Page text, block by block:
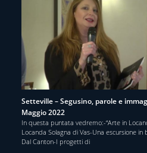
Setteville – Segusino, parole e
Maggio 2022
In questa puntata vedremo:-“Arte in
Locanda Solagna di Vas-Una escursione in
Dal Canton-I progetti di